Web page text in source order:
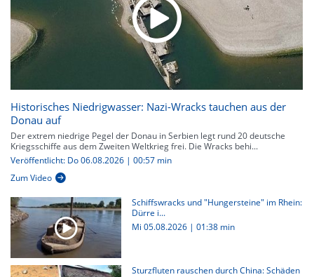
Historisches Niedrigwasser: Nazi-Wracks tauchen aus der
Donau auf
Der extrem niedrige Pegel der Donau in Serbien legt rund 20 deutsche
Kriegsschiffe aus dem Zweiten Weltkrieg frei. Die Wracks behi...
Veröffentlicht: Do 06.08.2026 | 00:57 min
Zum Video
Schiffswracks und "Hungersteine" im Rhein:
Dürre i...
Mi 05.08.2026 | 01:38 min
Sturzfluten rauschen durch China: Schäden